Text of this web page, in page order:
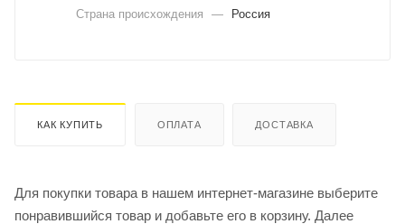
Страна происхождения
— Россия
КАК КУПИТЬ ОПЛАТА ДОСТАВКА
Для покупки товара в нашем интернет-магазине выберите
понравившийся товар и добавьте его в корзину. Далее